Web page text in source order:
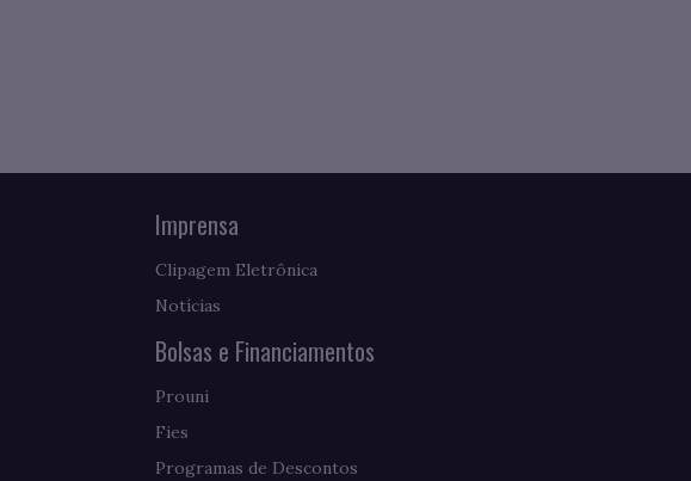
Imprensa
Clipagem Eletrônica
Notícias
Bolsas e Financiamentos
Prouni
Fies
Programas de Descontos